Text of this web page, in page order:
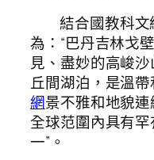
結合國教科
為：“巴丹吉林戈
見、盡妙的高峻
丘間湖泊，是溫
網景不雅和地貌
全球范圍內具有
一”。